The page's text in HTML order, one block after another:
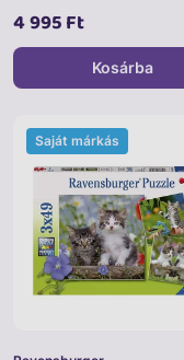
4 995 Ft
Kosárba
Saját márkás